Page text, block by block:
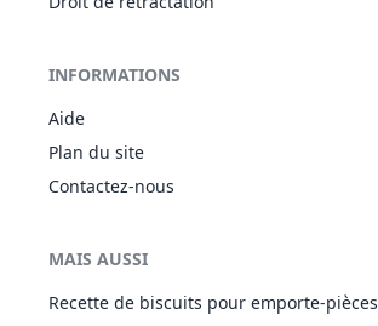
INFORMATIONS
Aide
Plan du site
Contactez-nous
MAIS AUSSI
Recette de biscuits pour emporte-pièces